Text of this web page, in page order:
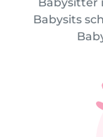
Babysits